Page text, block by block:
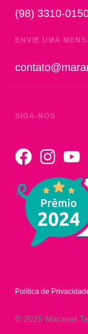
(98) 3310-
ENVIE UMA
SIGA-NOS
Política de
© 2025 Maranet